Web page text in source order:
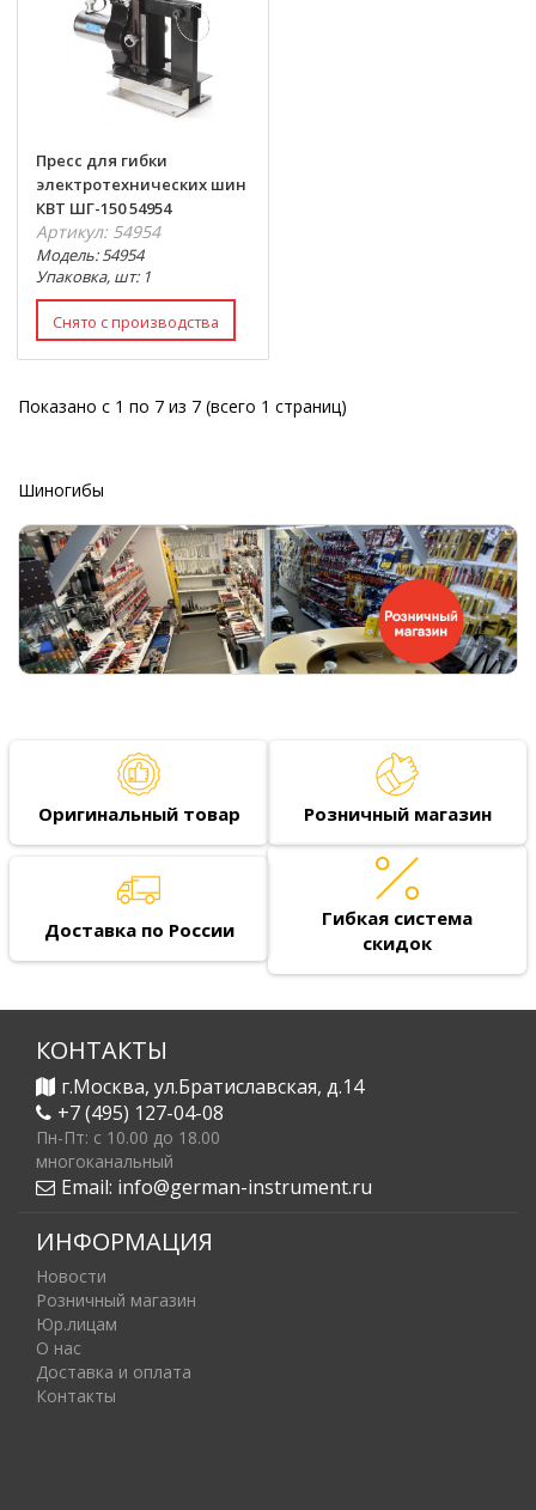
Пресс для гибки
электротехнических шин
КВТ ШГ-150 54954
Артикул: 54954
Модель: 54954
Упаковка, шт: 1
Показано с 1 по 7 из 7 (всего 1 страниц)
Шиногибы
Оригинальный товар Розничный магазин
Доставка по России
Гибкая система
скидок
КОНТАКТЫ
г.Москва, ул.Братиславская, д.14
+7 (495) 127-04-08
Пн-Пт: c 10.00 до 18.00
многоканальный
Email: info@german-instrument.ru
ИНФОРМАЦИЯ
Новости
Розничный магазин
Юр.лицам
О нас
Доставка и оплата
Контакты